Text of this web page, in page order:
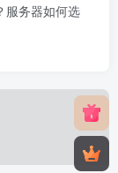
服务器如何选